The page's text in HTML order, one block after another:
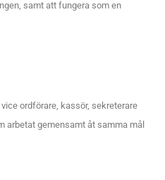
samt att fungera som en
ordförare, kassör, sekreterare
arbetat gemensamt åt samma mål